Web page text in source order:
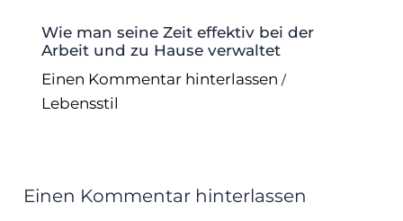
Wie man seine Zeit effektiv bei der
Arbeit und zu Hause verwaltet
Einen Kommentar hinterlassen /
Lebensstil
Einen Kommentar hinterlassen